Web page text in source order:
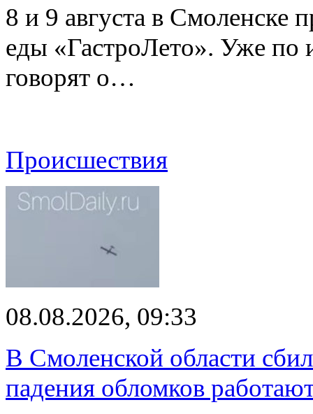
8 и 9 августа в Смоленске
еды «ГастроЛето». Уже по
говорят о…
Происшествия
08.08.2026, 09:33
В Смоленской области
падения обломков